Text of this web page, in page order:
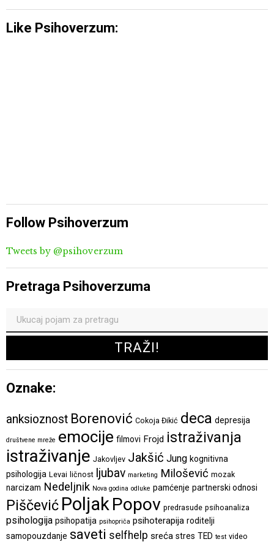
Like Psihoverzum:
Follow Psihoverzum
Tweets by @psihoverzum
Pretraga Psihoverzuma
Oznake:
anksioznost Borenović Cokoja Đikić deca depresija
društvene mreže emocije filmovi Frojd istraživanja
istraživanje Jakovljev Jakšić Jung kognitivna
psihologija Levai ličnost ljubav marketing Milošević mozak
narcizam Nedeljnik Nova godina odluke pamćenje partnerski odnosi
Piščević PoljakPopov predrasude psihoanaliza
psihologija psihopatija psihopriča psihoterapija roditelji
samopouzdanje saveti selfhelp sreća stres TED test video